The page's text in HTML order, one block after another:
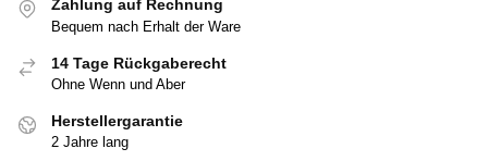
Zahlung auf Rechnung
Bequem nach Erhalt der Ware
14 Tage Rückgaberecht
Ohne Wenn und Aber
Herstellergarantie
2 Jahre lang